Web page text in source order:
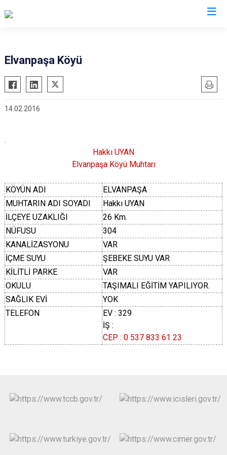
Başmakçı
Bayat
Bolvadin
Çobanlar
Emirdağ
Evciler
Şuhut
Sinanpaşa
Elvanpaşa Köyü
14.02.2016
.
Hakkı UYAN
Elvanpaşa Köyü Muhtarı
KÖYÜN ADI
ELVANPAŞA
MUHTARIN ADI SOYADI
Hakkı UYAN
İLÇEYE UZAKLIĞI
26 Km.
NÜFUSU
304
KANALİZASYONU
VAR
İÇME SUYU
ŞEBEKE SUYU VAR
KİLİTLİ PARKE
VAR
OKULU
TAŞIMALI EĞİTİM YAPILIYOR.
SAĞLIK EVİ
YOK
TELEFON
EV : 329
İŞ :
CEP : 0 537 833 61 23